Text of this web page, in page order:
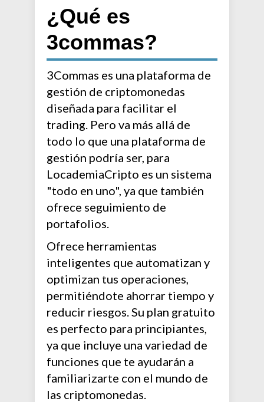
¿Qué es
3commas?
3Commas es una plataforma de
gestión de criptomonedas
diseñada para facilitar el
trading. Pero va más allá de
todo lo que una plataforma de
gestión podría ser, para
LocademiaCripto es un sistema
"todo en uno", ya que también
ofrece seguimiento de
portafolios.
Ofrece herramientas
inteligentes que automatizan y
optimizan tus operaciones,
permitiéndote ahorrar tiempo y
reducir riesgos. Su plan gratuito
es perfecto para principiantes,
ya que incluye una variedad de
funciones que te ayudarán a
familiarizarte con el mundo de
las criptomonedas.